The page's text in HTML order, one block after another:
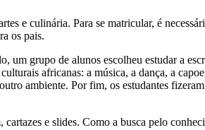
e culinária. Para se matricular, é
os pais.
grupo de alunos escolheu estudar a
africanas: a música, a dança, a
ambiente. Por fim, os estudantes
e slides. Como a busca pelo